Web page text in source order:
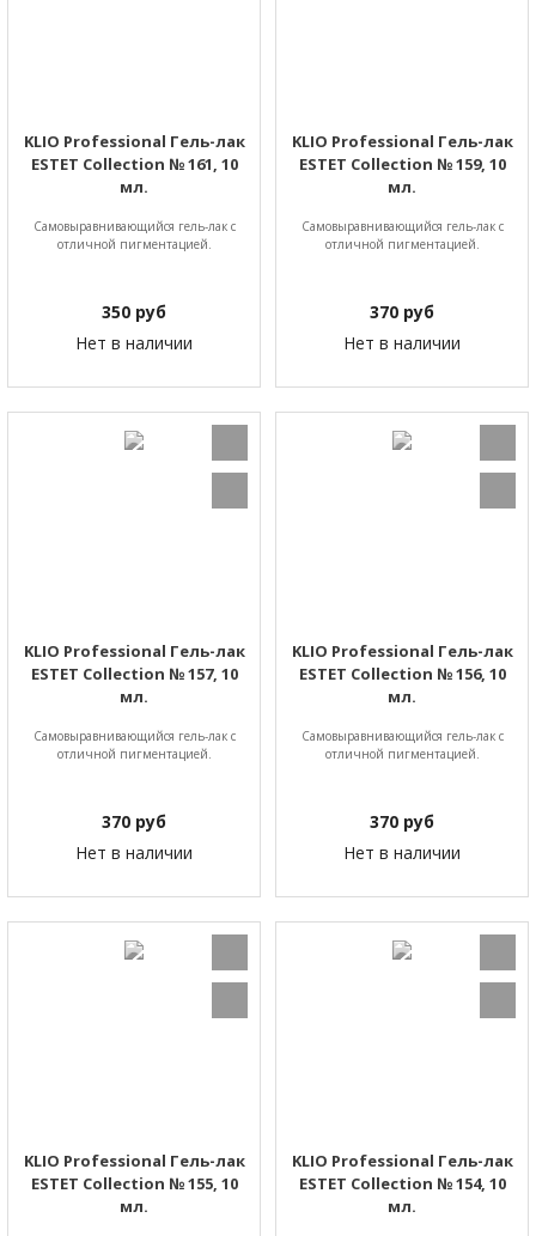
KLIO Professional Гель-лак
ESTET Collection № 161, 10
мл.
Самовыравнивающийся гель-лак с
отличной пигментацией.
350 руб
Нет в наличии
KLIO Professional Гель-лак
ESTET Collection № 159, 10
мл.
Самовыравнивающийся гель-лак с
отличной пигментацией.
370 руб
Нет в наличии
KLIO Professional Гель-лак
ESTET Collection № 157, 10
мл.
Самовыравнивающийся гель-лак с
отличной пигментацией.
370 руб
Нет в наличии
KLIO Professional Гель-лак
ESTET Collection № 156, 10
мл.
Самовыравнивающийся гель-лак с
отличной пигментацией.
370 руб
Нет в наличии
KLIO Professional Гель-лак
ESTET Collection № 155, 10
мл.
KLIO Professional Гель-лак
ESTET Collection № 154, 10
мл.